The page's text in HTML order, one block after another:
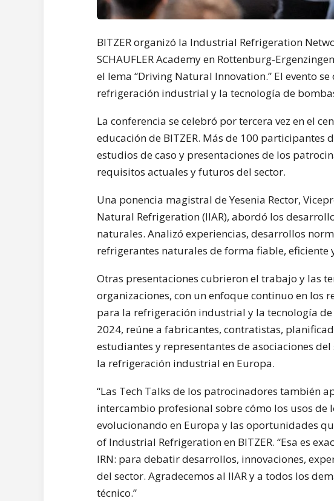
BITZER organizó la Industrial Refrigeration
SCHAUFLER Academy en Rottenburg-
el lema “Driving Natural Innovation.” El evento
refrigeración industrial y la tecnología de
La conferencia se celebró por tercera vez en el
educación de BITZER. Más de 100 participantes
estudios de caso y presentaciones de los
requisitos actuales y futuros del sector.
Una ponencia magistral de Yesenia Rector,
Natural Refrigeration (IIAR), abordó los
naturales. Analizó experiencias, desarrollos
refrigerantes naturales de forma fiable, eficiente
Otras presentaciones cubrieron el trabajo y las
organizaciones, con un enfoque continuo en los
para la refrigeración industrial y la tecnología de
2024, reúne a fabricantes, contratistas,
estudiantes y representantes de asociaciones
la refrigeración industrial en Europa.
“Las Tech Talks de los patrocinadores también
intercambio profesional sobre cómo los usos
evolucionando en Europa y las oportunidades
of Industrial Refrigeration en BITZER. “Esa es
IRN: para debatir desarrollos, innovaciones,
del sector. Agradecemos al IIAR y a todos los
técnico.”